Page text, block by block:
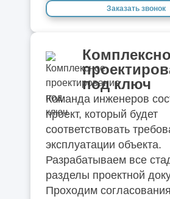
Заказать звонок
под ключ
Команда инженеров
проект, который будет
соответствовать
эксплуатации объекта.
Разрабатываем все
разделы проектной
Проходим